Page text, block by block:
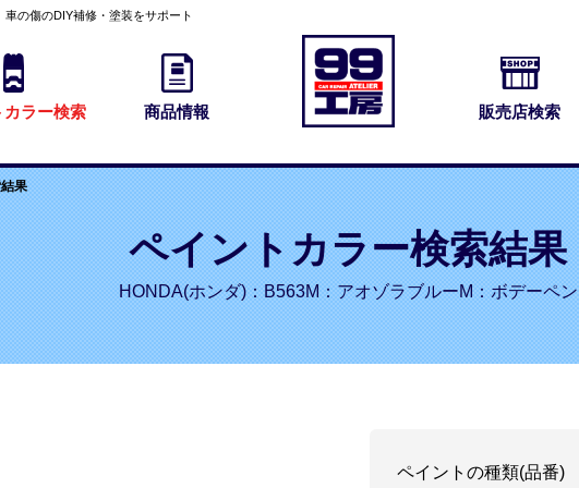
車の傷のDIY補修・塗装をサポート
カラー検索 商品情報 販売店検索
果
ペイントカラー検索結果
HONDA(ホンダ)：B563M：アオゾラブルーM：ボデーペン
ペイントの種類(品番)